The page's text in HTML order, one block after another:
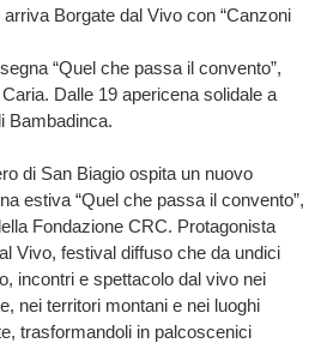
Borgate dal Vivo con “Canzoni
“Quel che passa il convento”,
Dalle 19 apericena solidale a
Bambadinca.
di San Biagio ospita un nuovo
estiva “Quel che passa il convento”,
Fondazione CRC. Protagonista
Vivo, festival diffuso che da undici
incontri e spettacolo dal vivo nei
nei territori montani e nei luoghi
trasformandoli in palcoscenici